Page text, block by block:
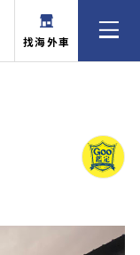
找海外車